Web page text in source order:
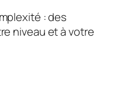
: des
niveau et à votre